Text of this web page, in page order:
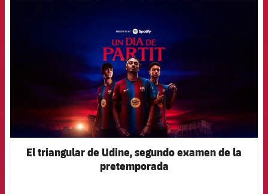
El triangular de Udine, segundo examen de la
pretemporada